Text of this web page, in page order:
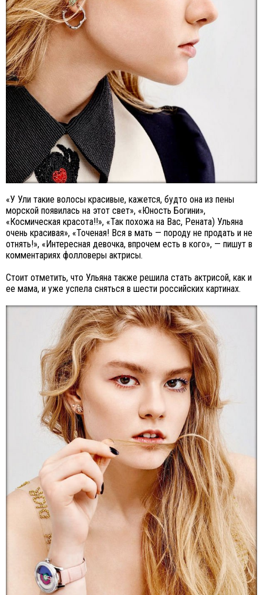
«У Ули такие волосы красивые, кажется, будто она из пены
морской появилась на этот свет», «Юность Богини»,
«Космическая красота!!», «Так похожа на Вас, Рената) Ульяна
очень красивая», «Точеная! Вся в мать — породу не продать и не
отнять!», «Интересная девочка, впрочем есть в кого», — пишут в
комментариях фолловеры актрисы.
Стоит отметить, что Ульяна также решила стать актрисой, как и
ее мама, и уже успела сняться в шести российских картинах.